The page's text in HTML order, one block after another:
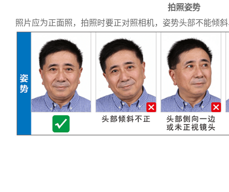
拍照姿势
照片应为正面照，拍照时要正对照相机，姿势头部不能倾